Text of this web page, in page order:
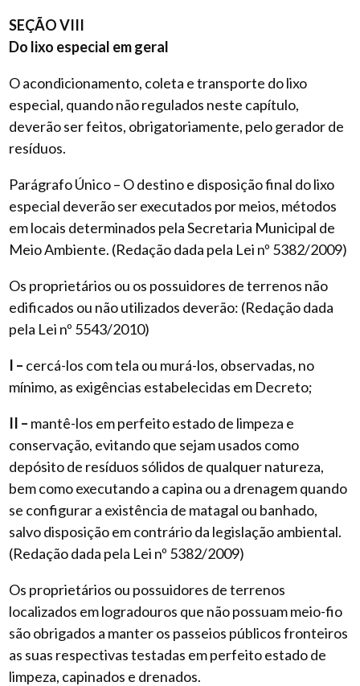
SEÇÃO VIII
Do lixo especial em geral
O acondicionamento, coleta e transporte do lixo
especial, quando não regulados neste capítulo,
deverão ser feitos, obrigatoriamente, pelo gerador de
resíduos.
Parágrafo Único – O destino e disposição final do lixo
especial deverão ser executados por meios, métodos
em locais determinados pela Secretaria Municipal de
Meio Ambiente. (Redação dada pela Lei nº 5382/2009)
Os proprietários ou os possuidores de terrenos não
edificados ou não utilizados deverão: (Redação dada
pela Lei nº 5543/2010)
I – cercá-los com tela ou murá-los, observadas, no
mínimo, as exigências estabelecidas em Decreto;
II – mantê-los em perfeito estado de limpeza e
conservação, evitando que sejam usados como
depósito de resíduos sólidos de qualquer natureza,
bem como executando a capina ou a drenagem quando
se configurar a existência de matagal ou banhado,
salvo disposição em contrário da legislação ambiental.
(Redação dada pela Lei nº 5382/2009)
Os proprietários ou possuidores de terrenos
localizados em logradouros que não possuam meio-fio
são obrigados a manter os passeios públicos fronteiros
as suas respectivas testadas em perfeito estado de
limpeza, capinados e drenados.